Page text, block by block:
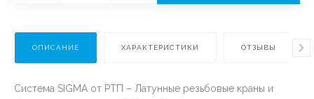
ОПИСАНИЕ ХАРАКТЕРИСТИКИ ОТЗЫВЫ
Система SIGMA от РТП – Латунные резьбовые краны и